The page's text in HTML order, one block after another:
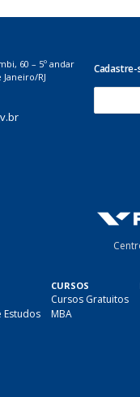
60 – 5º andar
RJ
-
Estudos
CURSOS
Cursos Gratuitos
MBA